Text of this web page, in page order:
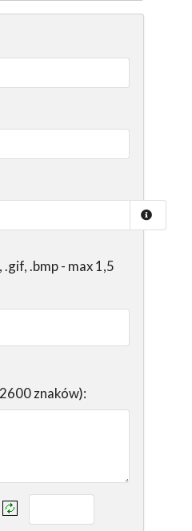
.bmp - max 1,5
znaków):
z obrazka: